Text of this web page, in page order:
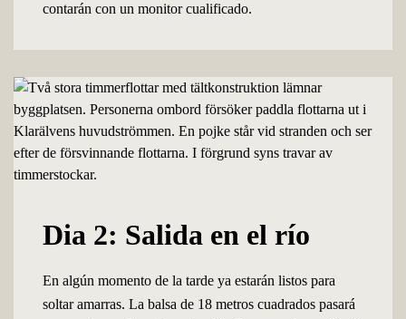
contarán con un monitor cualificado.
Dia 2: Salida en el río
En algún momento de la tarde ya estarán listos para
soltar amarras. La balsa de 18 metros cuadrados pasará